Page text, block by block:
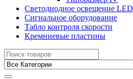
Светодиодное освещение LED
Сигнальное оборудование
Табло контроля скорости
Кремниевые пластины
Найти: